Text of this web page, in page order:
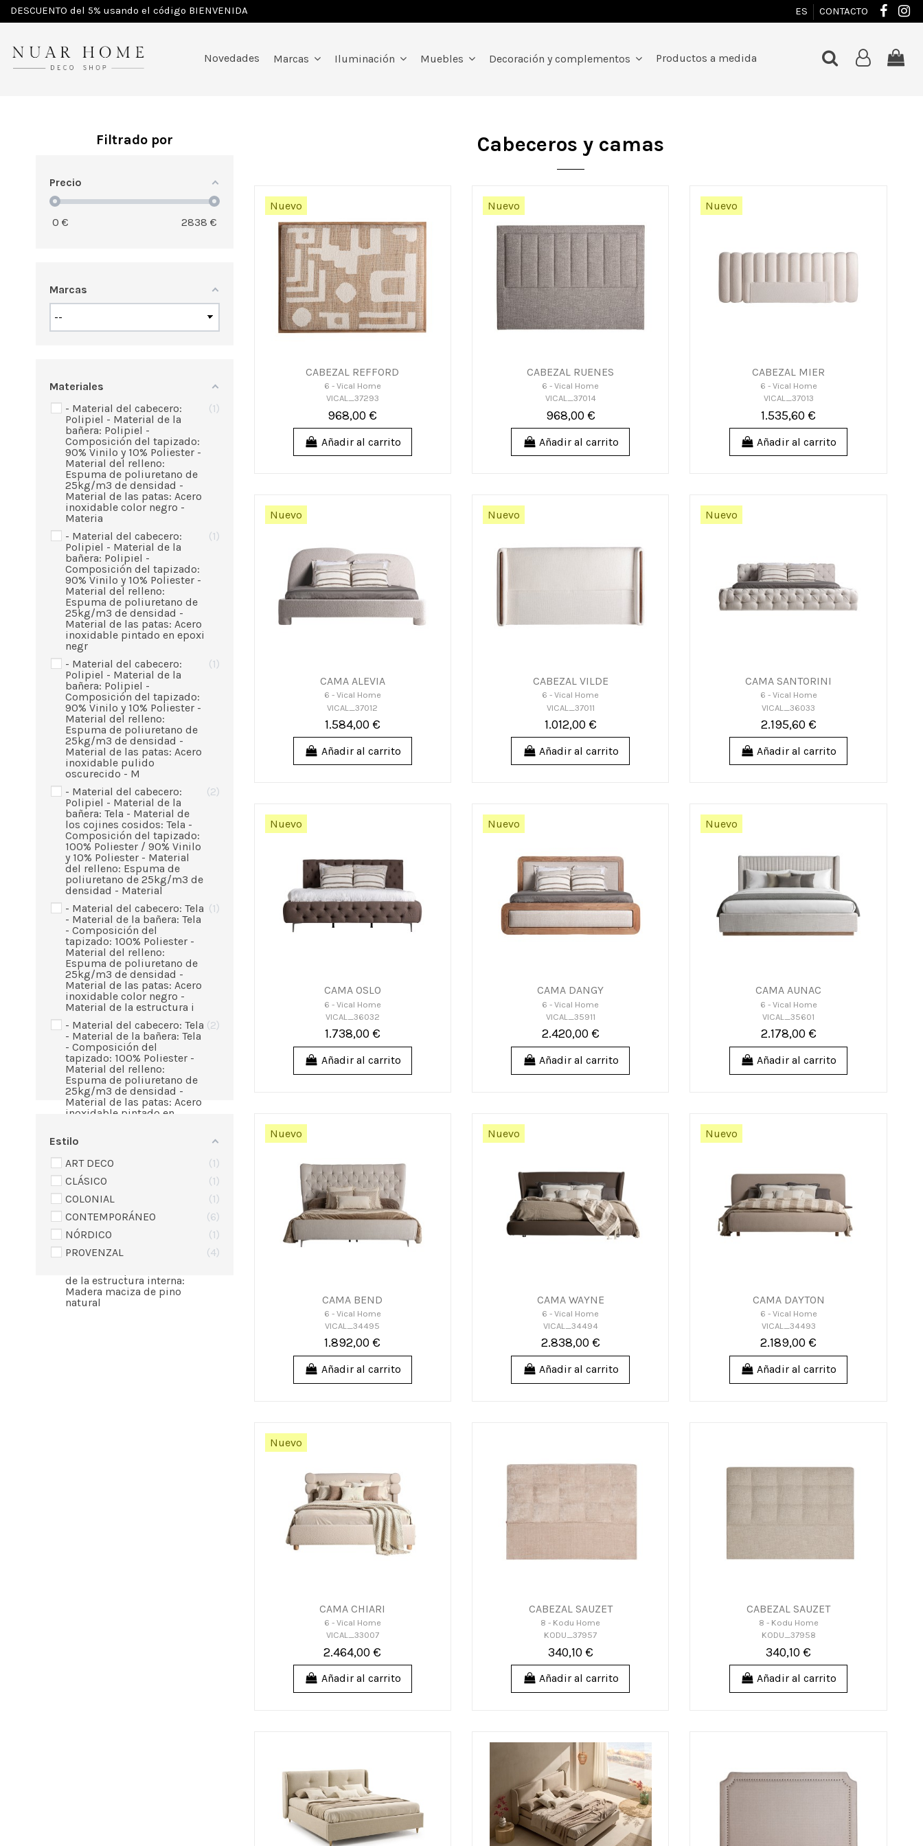
DESCUENTO del 5% usando el código BIENVENIDA ES CONTACTO
Novedades Marcas Iluminación Muebles Decoración y complementos Productos a medida
Inicio Muebles Dormitorio Cabeceros y camas
Cabeceros y camas
Nuevo
CABEZAL REFFORD
6 - Vical Home
VICAL_37293
968,00 €
Añadir al carrito
Nuevo
CABEZAL RUENES
6 - Vical Home
VICAL_37014
968,00 €
Añadir al carrito
Nuevo
CABEZAL MIER
6 - Vical Home
VICAL_37013
1.535,60 €
Añadir al carrito
Nuevo
CAMA ALEVIA
6 - Vical Home
VICAL_37012
1.584,00 €
Añadir al carrito
Nuevo
CABEZAL VILDE
6 - Vical Home
VICAL_37011
1.012,00 €
Añadir al carrito
Nuevo
CAMA SANTORINI
6 - Vical Home
VICAL_36033
2.195,60 €
Añadir al carrito
Nuevo
CAMA OSLO
6 - Vical Home
VICAL_36032
1.738,00 €
Añadir al carrito
Nuevo
CAMA DANGY
6 - Vical Home
VICAL_35911
2.420,00 €
Añadir al carrito
Nuevo
CAMA AUNAC
6 - Vical Home
VICAL_35601
2.178,00 €
Añadir al carrito
Nuevo
CAMA BEND
6 - Vical Home
VICAL_34495
1.892,00 €
Añadir al carrito
Nuevo
CAMA WAYNE
6 - Vical Home
VICAL_34494
2.838,00 €
Añadir al carrito
Nuevo
CAMA DAYTON
6 - Vical Home
VICAL_34493
2.189,00 €
Añadir al carrito
Nuevo
CAMA CHIARI
6 - Vical Home
VICAL_33007
2.464,00 €
Añadir al carrito
CABEZAL SAUZET
8 - Kodu Home
KODU_37957
340,10 €
Añadir al carrito
CABEZAL SAUZET
8 - Kodu Home
KODU_37958
340,10 €
Añadir al carrito
Filtrado por
Precio
0 € 2838 €
Marcas
Materiales
- Material del cabecero:
Polipiel - Material de la
bañera: Polipiel -
Composición del tapizado:
90% Vinilo y 10% Poliester -
Material del relleno:
Espuma de poliuretano de
25kg/m3 de densidad -
Material de las patas: Acero
inoxidable color negro -
Materia
1
- Material del cabecero:
Polipiel - Material de la
bañera: Polipiel -
Composición del tapizado:
90% Vinilo y 10% Poliester -
Material del relleno:
Espuma de poliuretano de
25kg/m3 de densidad -
Material de las patas: Acero
inoxidable pintado en epoxi
negr
1
- Material del cabecero:
Polipiel - Material de la
bañera: Polipiel -
Composición del tapizado:
90% Vinilo y 10% Poliester -
Material del relleno:
Espuma de poliuretano de
25kg/m3 de densidad -
Material de las patas: Acero
inoxidable pulido
oscurecido - M
1
- Material del cabecero:
Polipiel - Material de la
bañera: Tela - Material de
los cojines cosidos: Tela -
Composición del tapizado:
100% Poliester / 90% Vinilo
y 10% Poliester - Material
del relleno: Espuma de
poliuretano de 25kg/m3 de
densidad - Material
2
- Material del cabecero: Tela
- Material de la bañera: Tela
- Composición del
tapizado: 100% Poliester -
Material del relleno:
Espuma de poliuretano de
25kg/m3 de densidad -
Material de las patas: Acero
inoxidable color negro -
Material de la estructura i
1
- Material del cabecero: Tela
- Material de la bañera: Tela
- Composición del
tapizado: 100% Poliester -
Material del relleno:
Espuma de poliuretano de
25kg/m3 de densidad -
Material de las patas: Acero
inoxidable pintado en
e
2
- Material de la bañera: Tela
- Composición del
tapizado: 100% Poliester /
90% Vinilo y 10% Poliester -
Material del relleno:
Espuma de poliuretano de
25kg/m3 de densidad -
Material de las patas: Acero
inoxidable pulido oscur
de la estructura interna:
Madera maciza de pino
natural
Estilo
ART DECO
1
CLÁSICO
1
COLONIAL
1
CONTEMPORÁNEO
6
NÓRDICO
1
PROVENZAL
4